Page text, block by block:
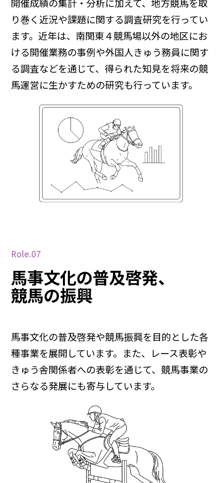
開催成績の集計・分析に加えて、地方競馬を取
り巻く近況や課題に関する調査研究を行ってい
ます。近年は、南関東４競馬場以外の地区にお
ける開催業務の事例や外国人きゅう務員に関す
る調査などを通じて、得られた知見を将来の競
馬運営に生かすための研究も行っています。
Role.07
馬事文化の普及啓発、
競馬の振興
馬事文化の普及啓発や競馬振興を目的とした各
種事業を展開しています。また、レース表彰や
きゅう舎関係者への表彰を通じて、競馬事業の
さらなる発展にも寄与しています。